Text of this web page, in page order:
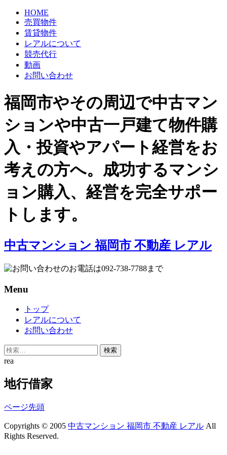
HOME
売買物件
賃貸物件
レアルについて
競売代行
動画
お問い合わせ
福岡市やその周辺で中古マン
ションや中古一戸建て物件購
入・投資やアパート経営をお
考えの方へ。成功するマンシ
ョン購入、経営を完全サポー
トします。
中古マンション 福岡市 不動産 レアル
Menu
Skip
content
トップ
レアルについて
お問い合わせ
検
索:
rea
地行借家
ページ先頭
Copyrights © 2005 中古マンション 福岡市 不動産 レアル All
Rights Reserved.